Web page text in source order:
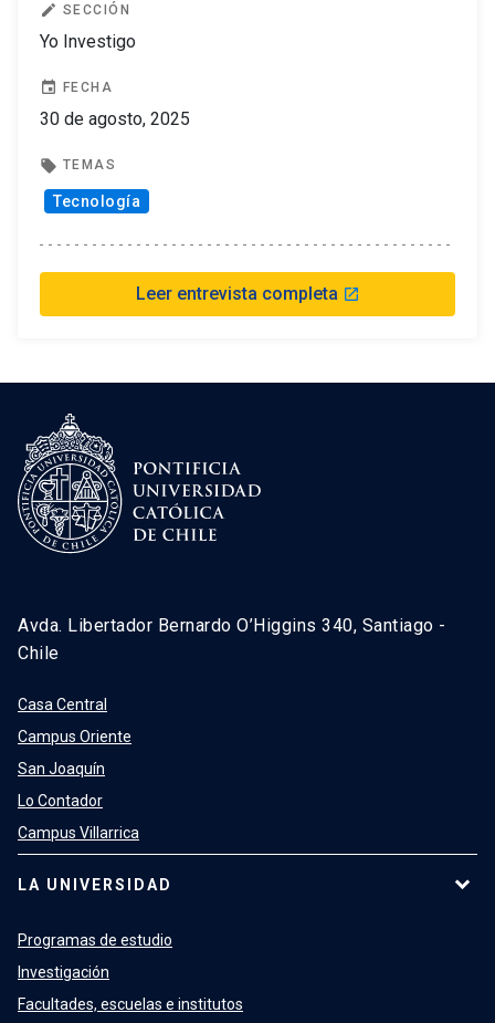
edit SECCIÓN
Yo Investigo
event FECHA
30 de agosto, 2025
local_offer TEMAS
Tecnología
Leer entrevista completa launch
Avda. Libertador Bernardo O’Higgins 340, Santiago -
Chile
Casa Central
Campus Oriente
San Joaquín
Lo Contador
Campus Villarrica
LA UNIVERSIDAD
Programas de estudio
Investigación
Facultades, escuelas e institutos